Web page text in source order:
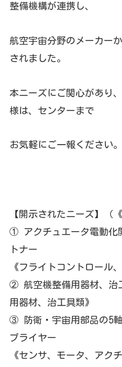
整備機構が連携し、
航空宇宙分野のメーカー
されました。
本ニーズにご関心があり
様は、センターまで
お気軽にご一報ください。
【開示されたニーズ】（
① アクチュエータ電動化
トナー
《フライトコントロール
② 航空機整備用器材、治
用器材、治工具類》
③ 防衛・宇宙用部品の5
プライヤー
《センサ、モータ、アク